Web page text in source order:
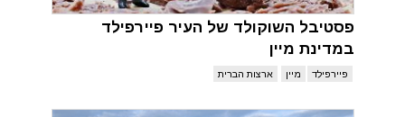
פסטיבל השוקולד של העיר פיירפילד
במדינת מיין
פיירפילד מיין ארצות הברית